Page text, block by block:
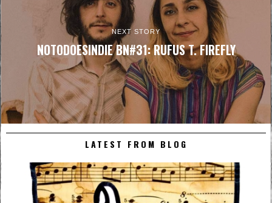
NEXT STORY
NOTODOESINDIE BN#31: RUFUS T. FIREFLY
LATEST FROM BLOG